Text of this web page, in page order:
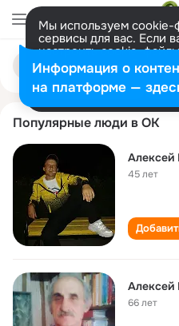
Мы используем cookie-
сервисы для вас. Если
настроить cookie-
представитель.
Разрешить все
Поиск
людям
aleksey bulavin
Популярные люди в ОК
Алексей
45 лет
Алексей
66 лет
Информация о
на платформе —